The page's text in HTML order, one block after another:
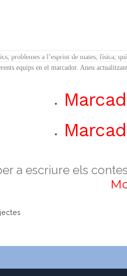
problemes a l’esprint de mates, física,
equips en el marcador. Aneu
a escriure els